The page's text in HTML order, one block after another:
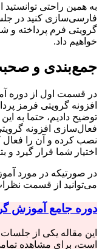
به همین راحتی
فارسی‌سازی کنید در
گرویتی فرم پرداخته و
خواهیم داد.
جمع‌بندی و
در قسمت اول از دوره
افزونه گرویتی فرمز
توضیح دادیم، حتما به
فعال‌سازی افزونه
نصب کرده و آن را فعال
اختیار شما قرار گیرد و
در صورتیکه در مورد
می‌توانید از قسمت
دوره جامع آموزش
این مقاله یکی از
است، برای مشاهده